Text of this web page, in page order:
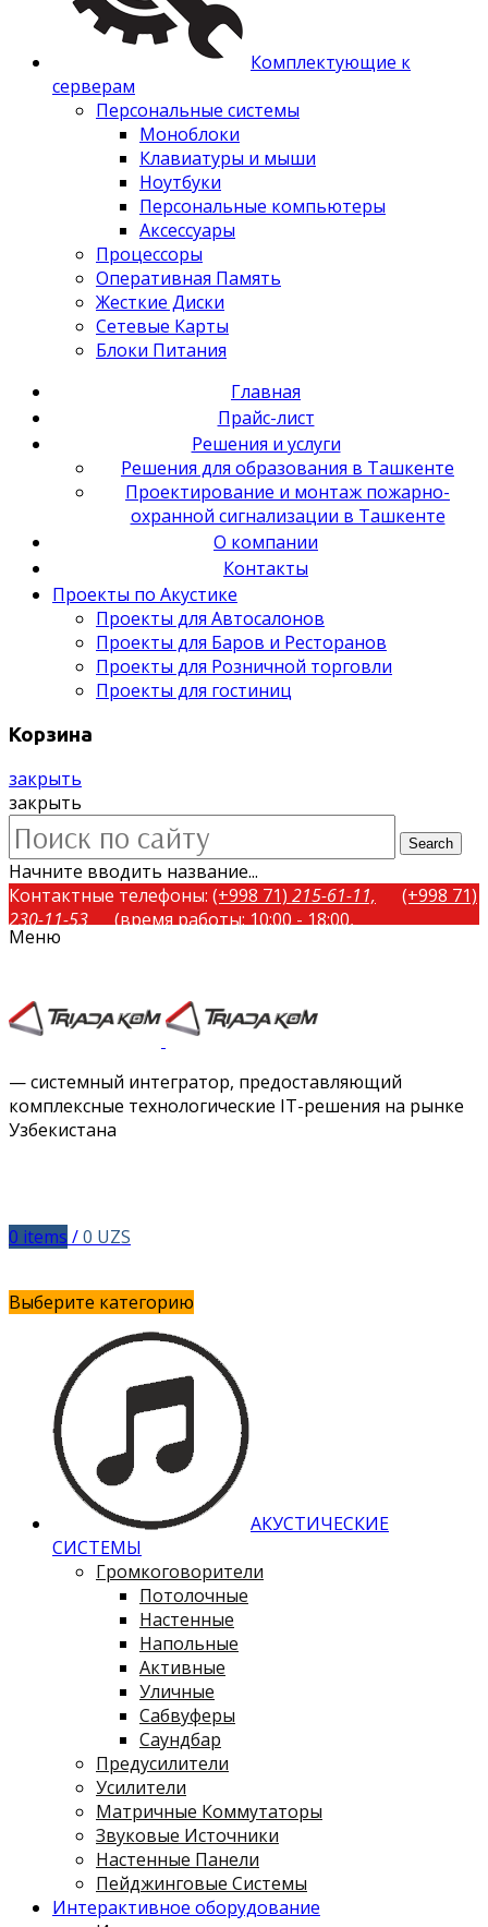
Комплектующие к
серверам
Персональные системы
Моноблоки
Клавиатуры и мыши
Ноутбуки
Персональные компьютеры
Аксессуары
Процессоры
Оперативная Память
Жесткие Диски
Сетевые Карты
Блоки Питания
Главная
Прайс-лист
Решения и услуги
Решения для образования в Ташкенте
Проектирование и монтаж пожарно-
охранной сигнализации в Ташкенте
О компании
Контакты
Проекты по Акустике
Проекты для Автосалонов
Проекты для Баров и Ресторанов
Проекты для Розничной торговли
Проекты для гостиниц
Корзина
закрыть
закрыть
Search
Начните вводить название...
Контактные телефоны: (+998 71) 215-61-11,
(+998 71)
230-11-53
(время работы: 10:00 - 18:00,
понедельник-пятница)
Instagram
Vimeo
Меню
— системный интегратор, предоставляющий
комплексные технологические IT-решения на рынке
Узбекистана
0 items /0 UZS
Выберите категорию
АКУСТИЧЕСКИЕ
СИСТЕМЫ
Громкоговорители
Потолочные
Настенные
Напольные
Активные
Уличные
Сабвуферы
Саундбар
Предусилители
Усилители
Матричные Коммутаторы
Звуковые Источники
Настенные Панели
Пейджинговые Системы
Интерактивное оборудование